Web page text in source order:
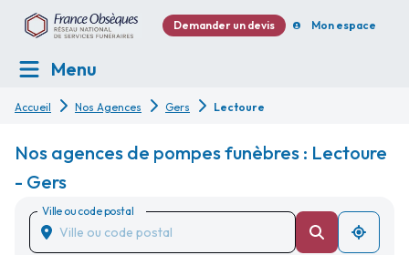
Demander un devis Mon espace
Menu
Accueil Nos Agences Gers Lectoure
Nos agences de pompes funèbres : Lectoure
- Gers
Ville ou code postal